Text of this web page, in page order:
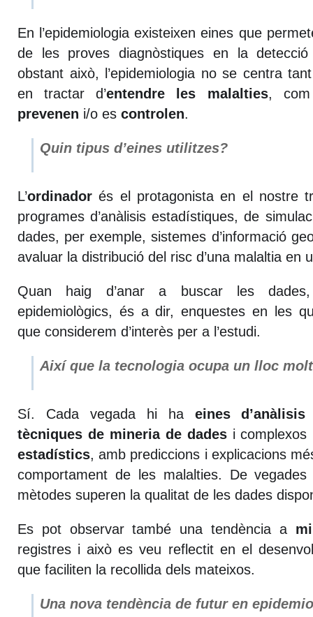
En l’epidemiologia existeixen eines que
de les proves diagnòstiques en la
obstant això, l’epidemiologia no se centra
en tractar d’entendre les malalties,
prevenen i/o es controlen.
Quin tipus d’eines utilitzes?
L’ordinador és el protagonista en el nostre
programes d’anàlisis estadístiques, de
dades, per exemple, sistemes d’informació
avaluar la distribució del risc d’una malaltia en
Quan haig d’anar a buscar les dades,
epidemiològics, és a dir, enquestes en les
que considerem d’interès per a l’estudi.
Així que la tecnologia ocupa un lloc
Sí. Cada vegada hi ha eines d’anàlisis
tècniques de mineria de dadesi complexos
estadístics, amb prediccions i explicacions
comportament de les malalties. De
mètodes superen la qualitat de les dades
Es pot observar també una tendència a
registres i això es veu reflectit en el
que faciliten la recollida dels mateixos.
Una nova tendència de futur en